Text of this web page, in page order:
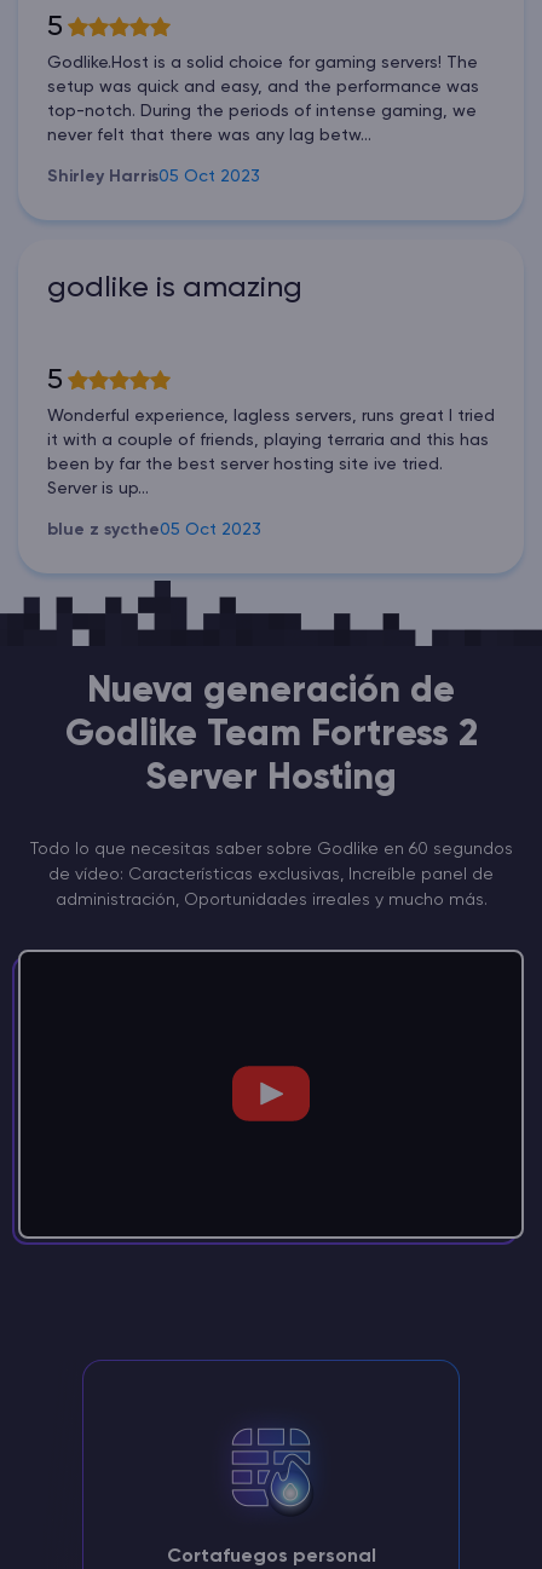
5
Godlike.Host is a solid choice for gaming servers! The
setup was quick and easy, and the performance was
top-notch. During the periods of intense gaming, we
never felt that there was any lag betw...
Shirley Harris05 Oct 2023
godlike is amazing
5
Wonderful experience, lagless servers, runs great I tried
it with a couple of friends, playing terraria and this has
been by far the best server hosting site ive tried.
Server is up...
blue z sycthe05 Oct 2023
Nueva generación de
Godlike Team Fortress 2
Server Hosting
Todo lo que necesitas saber sobre Godlike en 60 segundos
de vídeo: Características exclusivas, Increíble panel de
administración, Oportunidades irreales y mucho más.
Cortafuegos personal